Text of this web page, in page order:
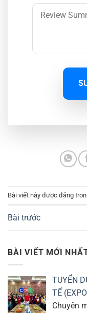
Bài viết này được đăng
Bài trước
BÀI VIẾT MỚI
TUYỂN
TẾ
Chuyên